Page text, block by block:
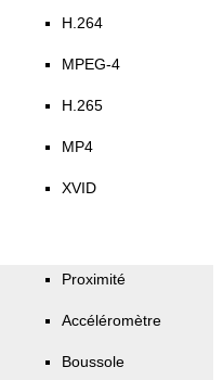
H.264
MPEG-4
H.265
MP4
XVID
Proximité
Accéléromètre
Boussole